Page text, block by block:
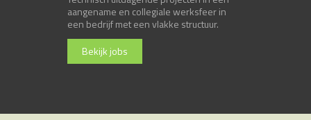
aangename en collegiale werksfeer in
een bedrijf met een vlakke structuur.
Bekijk jobs